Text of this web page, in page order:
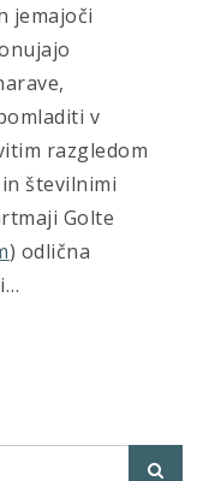
jemajoči
v
razgledom
številnimi
Golte
) odlična